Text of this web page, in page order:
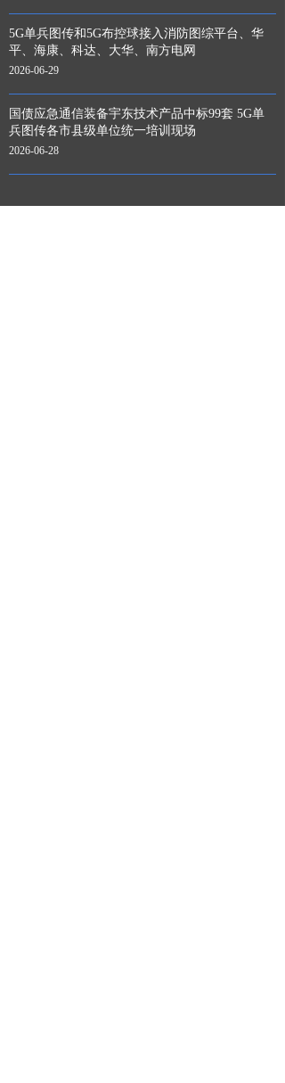
5G单兵图传和5G布控球接入消防图综平台、华
平、海康、科达、大华、南方电网
2026-06-29
国债应急通信装备宇东技术产品中标99套 5G单
兵图传各市县级单位统一培训现场
2026-06-28